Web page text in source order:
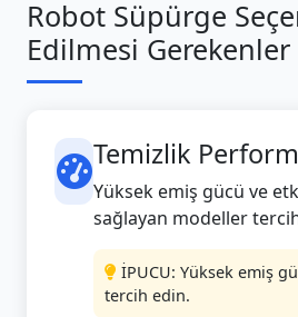
Robot Süpürge
Edilmesi Gerekenler
Temizlik
Yüksek emiş gücü ve
sağlayan modeller
İPUCU: Yüksek emiş
tercih edin.